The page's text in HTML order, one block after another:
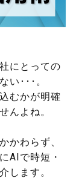
にとっての
い･･･。
むかが明確
んよね。
かわらず、
AIで時短・
します。